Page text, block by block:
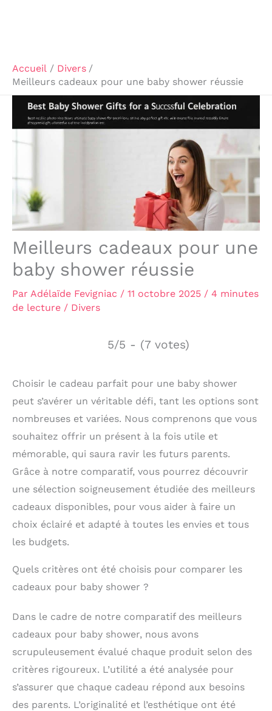
Accueil
Divers
Meilleurs cadeaux pour une baby shower réussie
Meilleurs cadeaux pour une
baby shower réussie
Par Adélaïde Fevigniac / 11 octobre 2025 / 4 minutes
de lecture / Divers
5/5 - (7 votes)
Choisir le cadeau parfait pour une baby shower
peut s’avérer un véritable défi, tant les options sont
nombreuses et variées. Nous comprenons que vous
souhaitez offrir un présent à la fois utile et
mémorable, qui saura ravir les futurs parents.
Grâce à notre comparatif, vous pourrez découvrir
une sélection soigneusement étudiée des meilleurs
cadeaux disponibles, pour vous aider à faire un
choix éclairé et adapté à toutes les envies et tous
les budgets.
Quels critères ont été choisis pour comparer les
cadeaux pour baby shower ?
Dans le cadre de notre comparatif des meilleurs
cadeaux pour baby shower, nous avons
scrupuleusement évalué chaque produit selon des
critères rigoureux. L’utilité a été analysée pour
s’assurer que chaque cadeau répond aux besoins
des parents. L’originalité et l’esthétique ont été